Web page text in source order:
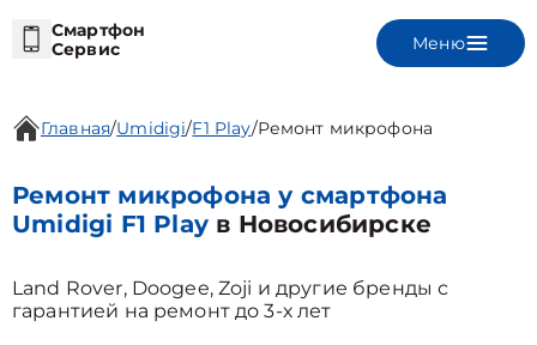
Смартфон
Сервис
Меню
Главная/Umidigi/F1 Play/Ремонт микрофона
Ремонт микрофона у смартфона
Umidigi F1 Play в Новосибирске
Land Rover, Doogee, Zoji и другие бренды с
гарантией на ремонт до 3-х лет